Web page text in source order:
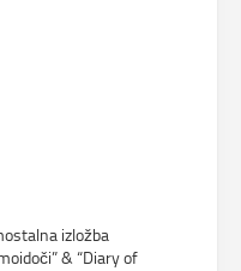
izložba
& “Diary of